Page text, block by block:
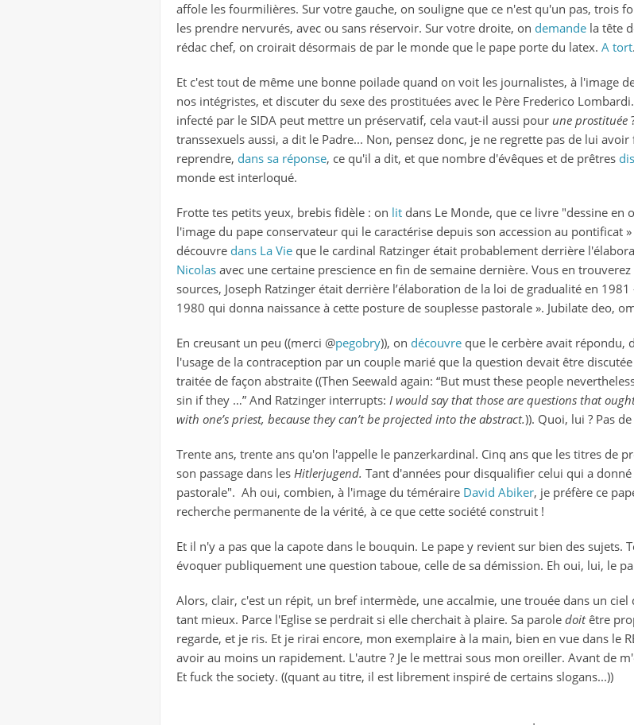
affole les fourmilières. Sur votre gauche, on souligne que ce n'est qu'un pas, trois
les prendre nervurés, avec ou sans réservoir. Sur votre droite, on demande la tête
rédac chef, on croirait désormais de par le monde que le pape porte du latex. A tort.
Et c'est tout de même une bonne poilade quand on voit les journalistes, à l'image
nos intégristes, et discuter du sexe des prostituées avec le Père Frederico
infecté par le SIDA peut mettre un préservatif, cela vaut-il aussi pour une prostituée
transsexuels aussi, a dit le Padre... Non, pensez donc, je ne regrette pas de lui
reprendre, dans sa réponse, ce qu'il a dit, et que nombre d'évêques et de prêtres
monde est interloqué.
Frotte tes petits yeux, brebis fidèle : on lit dans Le Monde, que ce livre "dessine
l'image du pape conservateur qui le caractérise depuis son accession au pontificat
découvre dans La Vie que le cardinal Ratzinger était probablement derrière
Nicolas avec une certaine prescience en fin de semaine dernière. Vous en
sources, Joseph Ratzinger était derrière l’élaboration de la loi de gradualité en
1980 qui donna naissance à cette posture de souplesse pastorale ». Jubilate deo,
En creusant un peu ((merci @pegobry)), on découvre que le cerbère avait répondu,
l'usage de la contraception par un couple marié que la question devait être
traitée de façon abstraite ((Then Seewald again: “But must these people
sin if they …” And Ratzinger interrupts: I would say that those are questions that
with one’s priest, because they can’t be projected into the abstract.)). Quoi, lui ? Pas
Trente ans, trente ans qu'on l'appelle le panzerkardinal. Cinq ans que les titres de
son passage dans les Hitlerjugend. Tant d'années pour disqualifier celui qui a
pastorale". Ah oui, combien, à l'image du téméraire David Abiker, je préfère ce
recherche permanente de la vérité, à ce que cette société construit !
Et il n'y a pas que la capote dans le bouquin. Le pape y revient sur bien des sujets.
évoquer publiquement une question taboue, celle de sa démission. Eh oui, lui, le
Alors, clair, c'est un répit, un bref intermède, une accalmie, une trouée dans un ciel
tant mieux. Parce l'Eglise se perdrait si elle cherchait à plaire. Sa parole doitêtre
regarde, et je ris. Et je rirai encore, mon exemplaire à la main, bien en vue dans le
avoir au moins un rapidement. L'autre ? Je le mettrai sous mon oreiller. Avant de
Et fuck the society. ((quant au titre, il est librement inspiré de certains slogans...))